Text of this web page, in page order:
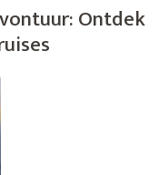
Duurzame
Ontdek